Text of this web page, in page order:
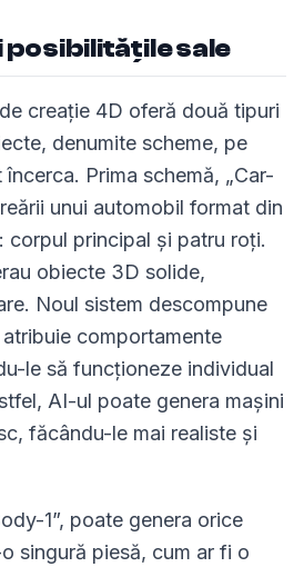
posibilitățile sale
creație 4D oferă două tipuri
denumite scheme, pe
Prima schemă, „Car-
unui automobil format din
corpul principal și patru roți.
obiecte 3D solide,
Noul sistem descompune
comportamente
le să funcționeze individual
AI-ul poate genera mașini
făcându-le mai realiste și
1”, poate genera orice
singură piesă, cum ar fi o